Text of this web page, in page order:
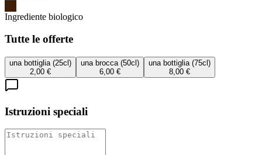
Ingrediente biologico
Tutte le offerte
una bottiglia (25cl)
2,00 €
una brocca (50cl)
6,00 €
una bottiglia (75cl)
8,00 €
Istruzioni speciali